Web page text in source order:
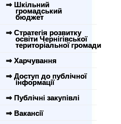
⇒ Шкільний
громадський
бюджет
⇒ Стратегія розвитку
освіти Чернігівської
територіальної громади
⇒ Харчування
⇒ Доступ до публічної
інформації
⇒ Публічні закупівлі
⇒ Вакансії